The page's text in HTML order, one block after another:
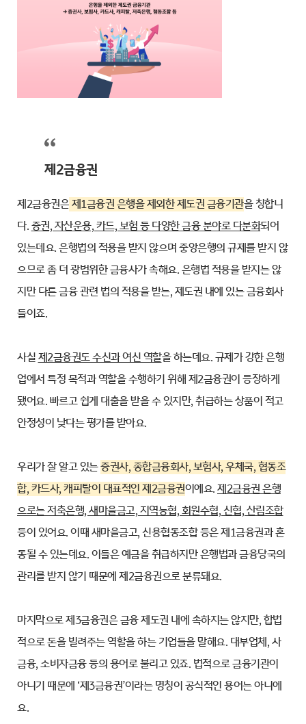
제2금융권
제2금융권은제1금융권 은행을 제외한 제도권 금융기관을 칭합니
다.증권, 자산운용, 카드, 보험 등 다양한 금융 분야로 다분화되어
있는데요. 은행법의 적용을 받지 않으며 중앙은행의 규제를 받지 않
으므로 좀 더 광범위한 금융사가 속해요. 은행법 적용을 받지는 않
지만 다른 금융 관련 법의 적용을 받는, 제도권 내에 있는 금융회사
들이죠.
사실제2금융권도 수신과 여신 역할을 하는데요. 규제가 강한 은행
업에서 특정 목적과 역할을 수행하기 위해 제2금융권이 등장하게
됐어요. 빠르고 쉽게 대출을 받을 수 있지만, 취급하는 상품이 적고
안정성이 낮다는 평가를 받아요.
우리가 잘 알고 있는증권사, 종합금융회사, 보험사, 우체국, 협동조
합, 카드사, 캐피탈이 대표적인 제2금융권이에요.제2금융권 은행
으로는 저축은행, 새마을금고, 지역농협, 회원수협, 신협, 산림조합
등이 있어요. 이때 새마을금고, 신용협동조합 등은 제1금융권과 혼
동될 수 있는데요. 이들은 예금을 취급하지만 은행법과 금융당국의
관리를 받지 않기 때문에 제2금융권으로 분류돼요.
마지막으로 제3금융권은 금융 제도권 내에 속하지는 않지만, 합법
적으로 돈을 빌려주는 역할을 하는 기업들을 말해요. 대부업체, 사
금융, 소비자금융 등의 용어로 불리고 있죠. 법적으로 금융기관이
아니기 때문에 ‘제3금융권’이라는 명칭이 공식적인 용어는 아니에
요.